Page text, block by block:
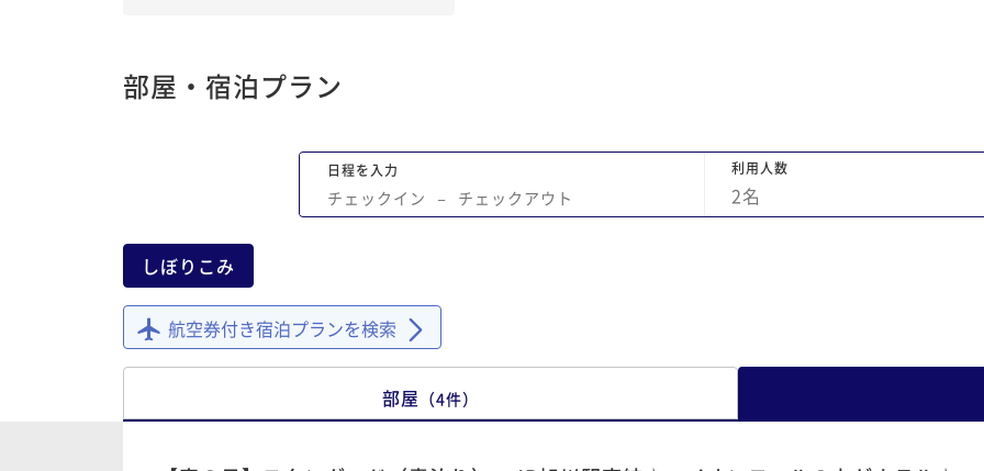
打ち出したいのかスープカレーはあるが、和
もイマイチ。値段は1,800円。値段とのバラ
ンスが悪い。残念でした。
部屋・宿泊プラン
日程を入力
チェックイン − チェックアウト
利用人数
2名
しぼりこみ
航空券付き宿泊プランを検索
部屋 （4件）